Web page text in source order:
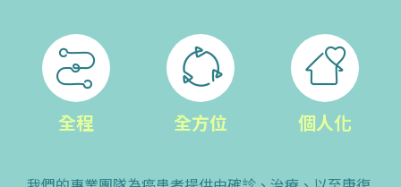
全程 全方位 個人化